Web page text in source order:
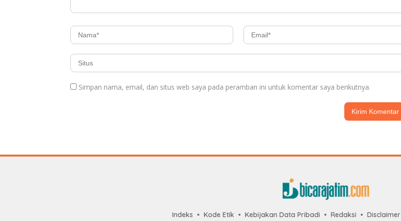
Simpan nama, email, dan situs web saya pada peramban ini untuk komentar saya berikutnya.
Indeks Kode Etik Kebijakan Data Pribadi Redaksi Disclaimer